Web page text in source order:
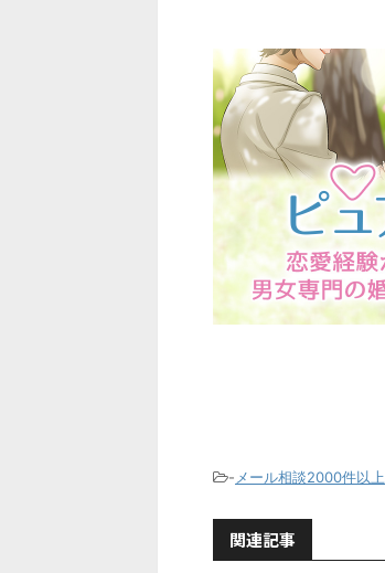
- メール相談2000件以上
関連記事